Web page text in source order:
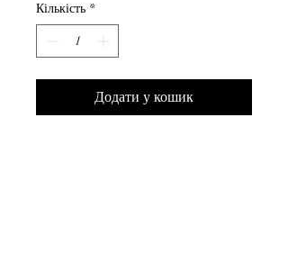
Кількість *
Додати у кошик